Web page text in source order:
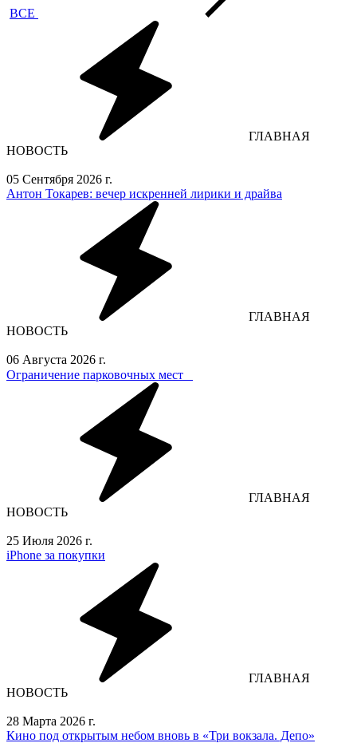
ВСЕ
ГЛАВНАЯ
НОВОСТЬ
05 Сентября 2026 г.
Антон Токарев: вечер искренней лирики и драйва
ГЛАВНАЯ
НОВОСТЬ
06 Августа 2026 г.
Ограничение парковочных мест⁣⁣⠀
ГЛАВНАЯ
НОВОСТЬ
25 Июля 2026 г.
iPhone за покупки
ГЛАВНАЯ
НОВОСТЬ
28 Марта 2026 г.
Кино под открытым небом вновь в «Три вокзала. Депо»